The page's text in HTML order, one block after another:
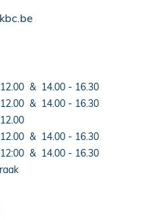
& 14.00 - 16.30
& 14.00 - 16.30
& 14.00 - 16.30
& 14.00 - 16.30